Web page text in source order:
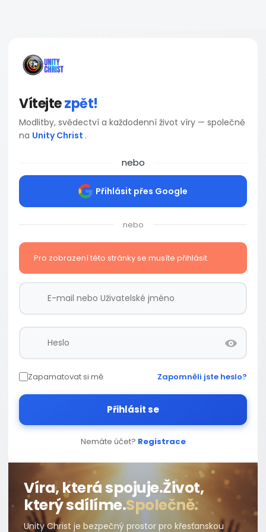
Vítejtezpět!
Modlitby, svědectví a každodenní život víry — společně
na Unity Christ .
nebo
Přihlásit přes Google
nebo
Pro zobrazení této stránky se musíte přihlásit
Zapamatovat si mě Zapomněli jste heslo?
Přihlásit se
Nemáte účet? Registrace
Víra, která spojuje.Život,
který sdílíme.Společně.
Unity Christ je bezpečný prostor pro křesťanskou